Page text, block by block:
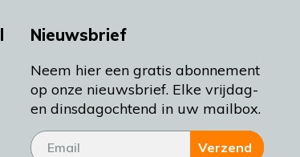
Nieuwsbrief
Neem hier een gratis abonnement
op onze nieuwsbrief. Elke vrijdag-
en dinsdagochtend in uw mailbox.
Verzend